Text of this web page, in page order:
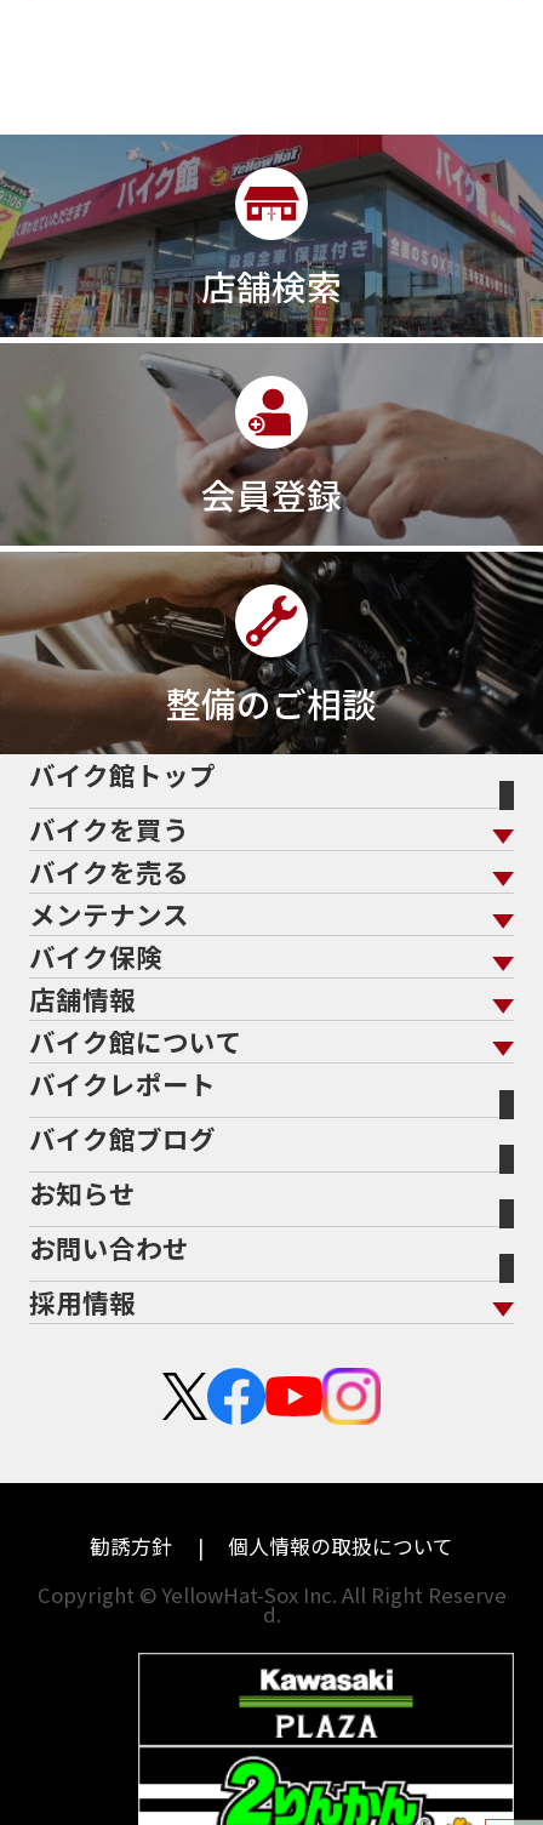
店舗検索
会員登録
整備のご相談
バイク館トップ
バイクを買う
バイクを買う トップ
バイクを探す
メーカーから探す
色から探す
スタイルから探す
排気量から探す
地域から探す
走行距離から探す
中古車から探す
バイクを売る
バイクを売る トップ
バイク館買取の強み
バイクを高く売るコツ
バイク買取の流れ
全国展開の強み
よくあるご質問
バイク買取強化車両
メーカー別買取相場・
ヤマハ
ホンダ
スズキ
ハーレーダビッドソン
ドゥカティ
トライアンフ
アプリリア
KTM
モトグッツイ
MVアグスタ
他海外ﾒｰｶｰ
メンテナンス
メンテナンス トップ
バイク点検
バイク車検
Bikeep
プロテクションフィルム
バイク保険
バイク保険 トップ
自賠責保険
任意保険
バイク保険無料見積り（現在未加入の方）
バイク保険無料見積り（他社でご加入の方）
盗難保険
店舗情報
店舗情報 トップ
北海道
宮城
福島
茨城
栃木
兵庫
福岡
長崎
熊本
バイク館について
バイク館について トップ
バイク館が選ばれる理由
会社概要
沿革
二輪公正取引協議会加盟店
バイクレポート
バイク館ブログ
お知らせ
お問い合わせ
採用情報
中途採用・アルバイト
勧誘方針
個人情報の取扱について
Copyright © YellowHat-Sox Inc. All Right Reserve
d.